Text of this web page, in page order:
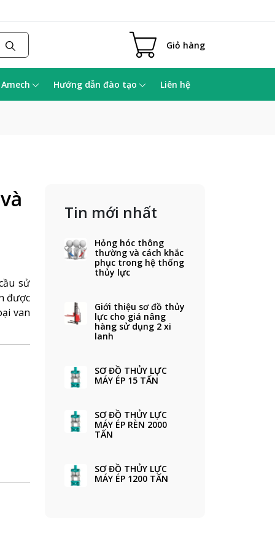
Giỏ hàng
Hướng dẫn đào tạo Liên hệ
sử
được
van
Tin mới nhất
Hỏng hóc thông
thường và cách khắc
phục trong hệ thống
thủy lực
Giới thiệu sơ đồ thủy
lực cho giá nâng
hàng sử dụng 2 xi
lanh
SƠ ĐỒ THỦY LỰC
MÁY ÉP 15 TẤN
SƠ ĐỒ THỦY LỰC
MÁY ÉP RÈN 2000
TẤN
SƠ ĐỒ THỦY LỰC
MÁY ÉP 1200 TẤN